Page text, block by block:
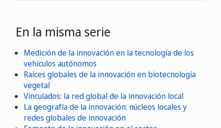
En la misma serie
Medición de la innovación en la tecnología de los
vehículos autónomos
Raíces globales de la innovación en biotecnología
vegetal
Vinculados: la red global de la innovación local
La geografía de la innovación: núcleos locales y
redes globales de innovación